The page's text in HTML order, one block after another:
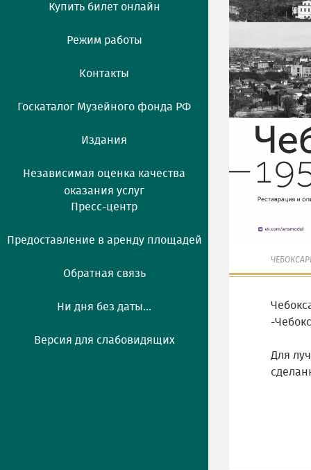
Купить билет онлайн
Режим работы
Контакты
Госкаталог Музейного фонда РФ
Издания
Независимая оценка качества
оказания услуг
Пресс-центр
Предоставление в аренду площадей
Обратная связь
Ни дня без даты...
Версия для слабовидящих
-
Для